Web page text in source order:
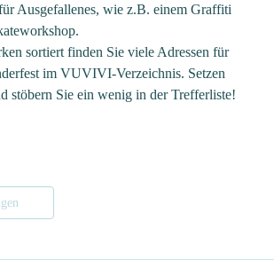
Ausgefallenes, wie z.B. einem Graffiti
sortiert finden Sie viele Adressen für
im VUVIVI-Verzeichnis. Setzen
stöbern Sie ein wenig in der Trefferliste!